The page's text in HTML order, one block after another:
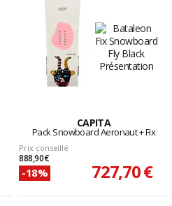
CAPITA
Pack Snowboard Aeronaut + Fix
Prix conseillé
888,90 €
-18% 727,70 €